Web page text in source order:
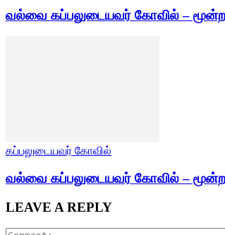
வல்வை கப்பலுடையவர் கோவில் –
கப்பலுடையவர் கோவில்
வல்வை கப்பலுடையவர் கோவில் –
LEAVE A REPLY